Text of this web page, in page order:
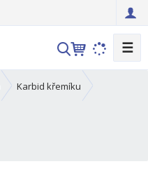
V
h
☰
Karbid křemíku